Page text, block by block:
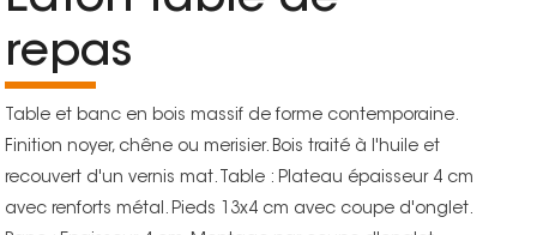
repas
Table et banc en bois massif de forme contemporaine.
Finition noyer, chêne ou merisier. Bois traité à l'huile et
recouvert d'un vernis mat. Table : Plateau épaisseur 4 cm
avec renforts métal. Pieds 13x4 cm avec coupe d'onglet.